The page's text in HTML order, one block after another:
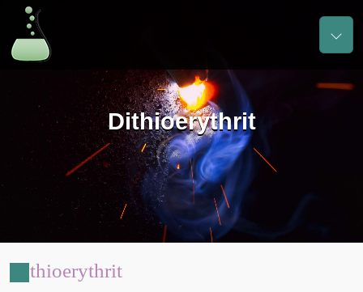
Dithioerythrit
Dithioerythrit